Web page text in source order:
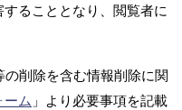
ることとなり、閲覧者に
削除を含む情報削除に関
ム 」より必要事項を記載